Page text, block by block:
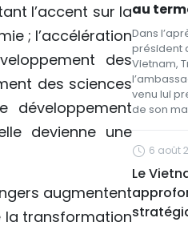
l’accent sur la
; l’accélération
des
des sciences
développement
devienne une
augmentent
la transformation
au
Dans
président
Vietnam,
venu lui
de son
6 août
Le